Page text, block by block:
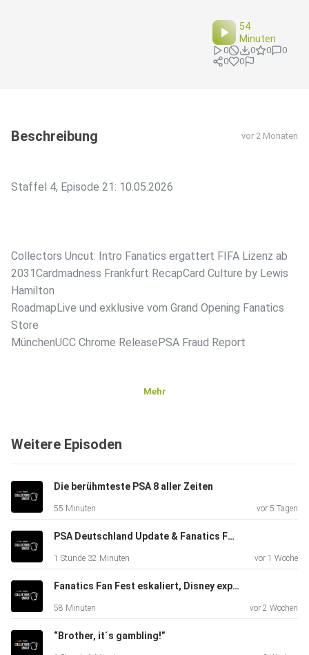
54
Minuten
0 0 0
0
0
0
Beschreibung vor 2 Monaten
Staffel 4, Episode 21: 10.05.2026
Collectors Uncut: Intro Fanatics ergattert FIFA Lizenz ab
2031Cardmadness Frankfurt RecapCard Culture by Lewis
Hamilton
RoadmapLive und exklusive vom Grand Opening Fanatics
Store
MünchenUCC Chrome ReleasePSA Fraud Report
⁠⁠⁠⁠⁠⁠⁠⁠⁠⁠⁠⁠⁠⁠⁠⁠⁠⁠⁠⁠⁠⁠⁠⁠⁠⁠⁠⁠⁠⁠⁠⁠⁠⁠⁠⁠⁠⁠⁠⁠⁠⁠⁠⁠⁠⁠⁠⁠⁠⁠⁠⁠⁠⁠⁠⁠⁠⁠⁠⁠⁠⁠⁠⁠⁠⁠⁠⁠⁠⁠⁠⁠⁠⁠⁠⁠⁠⁠⁠⁠⁠⁠⁠⁠⁠CardLadder!⁠⁠⁠⁠⁠⁠⁠⁠⁠⁠⁠⁠⁠⁠⁠⁠⁠⁠⁠⁠⁠⁠⁠⁠⁠⁠⁠⁠⁠⁠⁠⁠⁠⁠⁠⁠⁠⁠⁠⁠⁠⁠⁠⁠⁠⁠⁠⁠⁠⁠⁠⁠⁠⁠⁠⁠⁠⁠⁠⁠⁠⁠⁠⁠⁠⁠⁠⁠⁠⁠⁠⁠⁠⁠⁠⁠⁠⁠⁠⁠⁠⁠⁠⁠⁠⁠⁠⁠⁠⁠⁠⁠⁠⁠⁠⁠⁠⁠⁠⁠⁠⁠⁠⁠⁠⁠⁠⁠⁠⁠⁠⁠⁠⁠⁠⁠⁠⁠⁠⁠⁠⁠⁠⁠⁠⁠⁠⁠⁠⁠⁠⁠⁠⁠⁠⁠⁠⁠⁠⁠⁠⁠⁠⁠⁠⁠⁠⁠⁠⁠⁠⁠⁠⁠⁠⁠⁠⁠⁠⁠⁠⁠⁠⁠⁠⁠⁠⁠⁠⁠⁠⁠⁠⁠⁠⁠⁠⁠⁠⁠⁠⁠⁠⁠⁠⁠⁠⁠⁠⁠⁠⁠⁠⁠⁠⁠⁠⁠⁠⁠⁠⁠⁠⁠⁠⁠⁠⁠⁠⁠⁠⁠⁠⁠⁠⁠⁠⁠⁠⁠⁠⁠⁠⁠⁠⁠⁠⁠⁠⁠⁠⁠⁠⁠⁠⁠⁠⁠⁠⁠⁠⁠⁠⁠⁠⁠⁠⁠⁠⁠⁠⁠⁠⁠
​⁠⁠⁠⁠⁠⁠⁠⁠⁠⁠⁠⁠⁠⁠⁠⁠⁠⁠⁠⁠⁠⁠⁠⁠⁠⁠⁠⁠⁠⁠⁠⁠⁠⁠⁠⁠⁠⁠⁠⁠⁠⁠⁠⁠⁠⁠⁠⁠⁠⁠⁠⁠⁠⁠⁠⁠⁠⁠⁠⁠⁠⁠⁠⁠⁠⁠⁠⁠⁠⁠⁠⁠⁠⁠⁠⁠⁠⁠⁠⁠⁠⁠⁠⁠SGC
Grading⁠⁠⁠⁠⁠⁠⁠⁠⁠⁠⁠⁠⁠⁠⁠⁠⁠⁠⁠⁠⁠⁠⁠⁠⁠⁠⁠⁠⁠⁠⁠⁠⁠⁠⁠⁠⁠⁠⁠⁠⁠⁠⁠⁠⁠⁠⁠⁠⁠⁠⁠⁠⁠⁠⁠⁠⁠⁠⁠⁠⁠⁠⁠⁠⁠⁠⁠⁠⁠⁠⁠⁠⁠⁠⁠⁠⁠⁠⁠⁠⁠⁠⁠⁠⁠
ab €19.99!
​Für weitere
Information:⁠⁠⁠⁠⁠⁠⁠⁠⁠⁠⁠⁠⁠⁠⁠⁠⁠⁠⁠⁠⁠⁠⁠⁠⁠⁠⁠⁠⁠⁠⁠⁠⁠⁠⁠⁠⁠⁠⁠⁠⁠⁠⁠⁠⁠⁠⁠⁠⁠⁠⁠⁠⁠⁠⁠⁠⁠⁠⁠⁠⁠⁠⁠⁠⁠⁠⁠⁠⁠⁠⁠⁠⁠⁠⁠⁠⁠⁠⁠⁠⁠⁠⁠⁠⁠
Uncut⁠⁠⁠⁠⁠⁠⁠⁠⁠⁠⁠⁠⁠⁠⁠⁠⁠⁠⁠⁠⁠⁠⁠⁠⁠⁠⁠⁠⁠⁠⁠⁠⁠⁠⁠⁠⁠⁠⁠⁠⁠⁠⁠⁠⁠⁠⁠⁠⁠⁠⁠⁠⁠⁠⁠⁠⁠⁠⁠⁠⁠⁠⁠⁠⁠⁠⁠⁠⁠⁠⁠⁠⁠⁠⁠⁠⁠⁠⁠⁠⁠⁠⁠⁠⁠
Mehr
Weitere Episoden
Die berühmteste PSA 8 aller Zeiten
55 Minuten vor 5 Tagen
PSA Deutschland Update & Fanatics Fest aus erster Hand - Hobby Talk mit MelMa
1 Stunde 32 Minuten vor 1 Woche
Fanatics Fan Fest eskaliert, Disney explodiert
58 Minuten vor 2 Wochen
“Brother, it´s gambling!”